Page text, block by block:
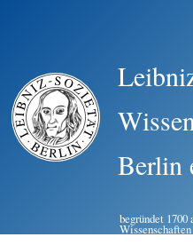
Berlin
begründet
Wissenschaften